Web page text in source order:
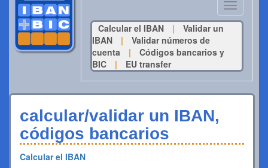
Toggle
navigation
Calcular el IBAN
|
Validar un
IBAN
|
Validar números de
cuenta
|
Códigos bancarios y
BIC
| EU transfer
calcular/validar un IBAN,
códigos bancarios
Calcular el IBAN